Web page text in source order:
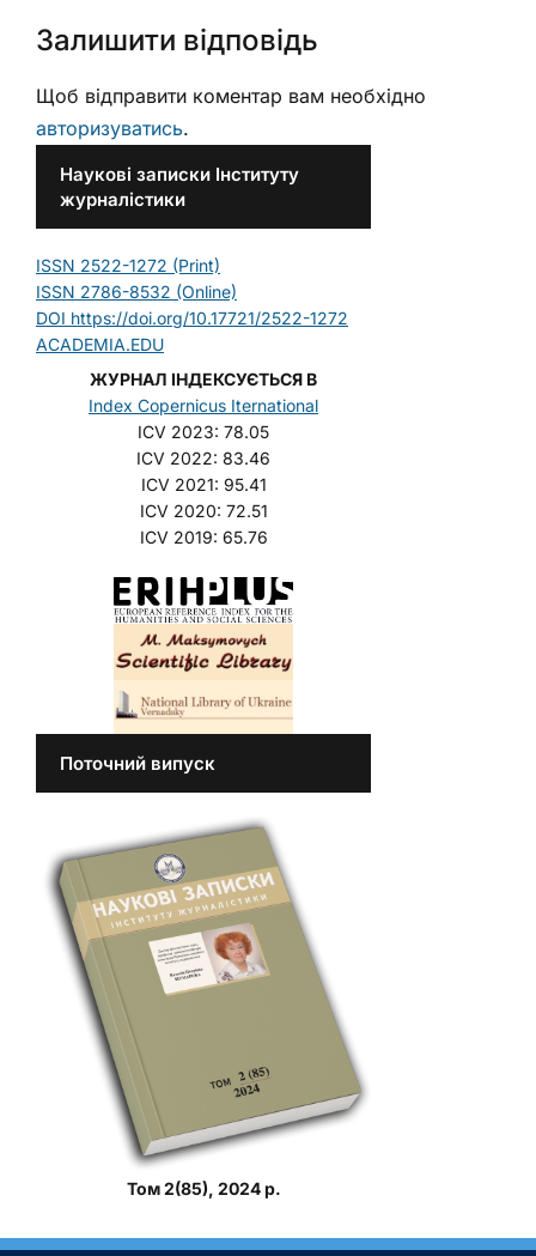
Залишити відповідь
Щоб відправити коментар вам необхідно
авторизуватись.
Наукові записки Інституту
журналістики
ISSN 2522-1272 (Print)
ISSN 2786-8532 (Online)
DOI https://doi.org/10.17721/2522-1272
ACADEMIA.EDU
ЖУРНАЛ ІНДЕКСУЄТЬСЯ В
Index Copernicus Iternational
ICV 2023: 78.05
ICV 2022: 83.46
ICV 2021: 95.41
ICV 2020: 72.51
ICV 2019: 65.76
Поточний випуск
Том 2(85), 2024 р.